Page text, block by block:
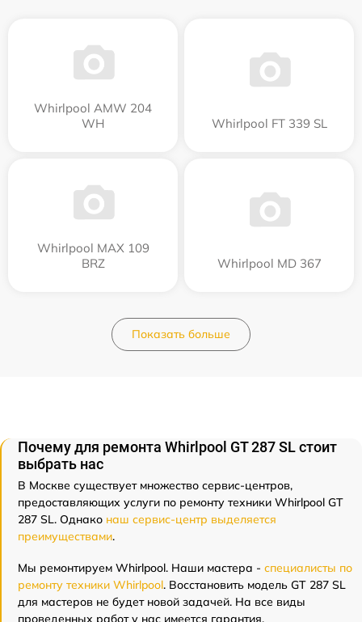
Whirlpool AMW 204
WH
Whirlpool FT 339 SL
Whirlpool MAX 109
BRZ
Whirlpool MD 367
Показать больше
Почему для ремонта Whirlpool GT 287 SL стоит
выбрать нас
В Москве существует множество сервис-центров,
предоставляющих услуги по ремонту техники Whirlpool GT
287 SL. Однако наш сервис-центр выделяется
преимуществами.
Мы ремонтируем Whirlpool. Наши мастера - специалисты по
ремонту техники Whirlpool. Восстановить модель GT 287 SL
для мастеров не будет новой задачей. На все виды
проведенных работ у нас имеется гарантия.